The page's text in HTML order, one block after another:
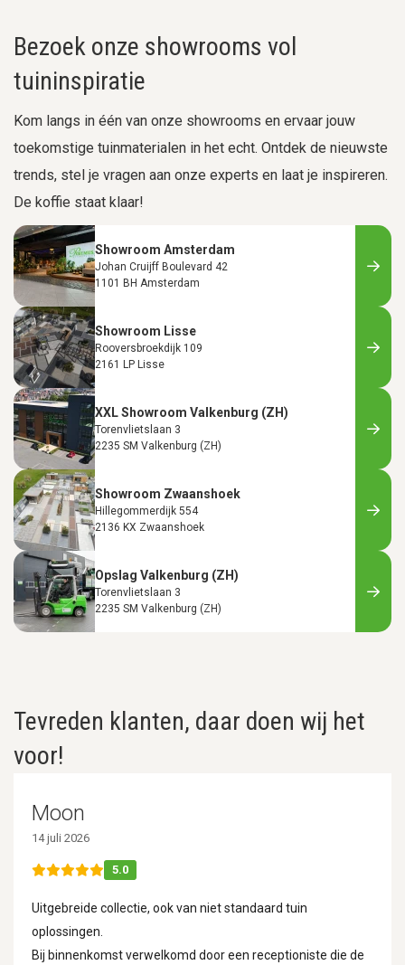
Bezoek onze showrooms vol
tuininspiratie
Kom langs in één van onze showrooms en ervaar jouw
toekomstige tuinmaterialen in het echt. Ontdek de nieuwste
trends, stel je vragen aan onze experts en laat je inspireren.
De koffie staat klaar!
Showroom Amsterdam
Johan Cruijff Boulevard 42
1101 BH Amsterdam
Showroom Lisse
Rooversbroekdijk 109
2161 LP Lisse
XXL Showroom Valkenburg (ZH)
Torenvlietslaan 3
2235 SM Valkenburg (ZH)
Showroom Zwaanshoek
Hillegommerdijk 554
2136 KX Zwaanshoek
Opslag Valkenburg (ZH)
Torenvlietslaan 3
2235 SM Valkenburg (ZH)
Tevreden klanten, daar doen wij het
voor!
Moon
14 juli 2026
5.0
Uitgebreide collectie, ook van niet standaard tuin
oplossingen.
Bij binnenkomst verwelkomd door een receptioniste die de